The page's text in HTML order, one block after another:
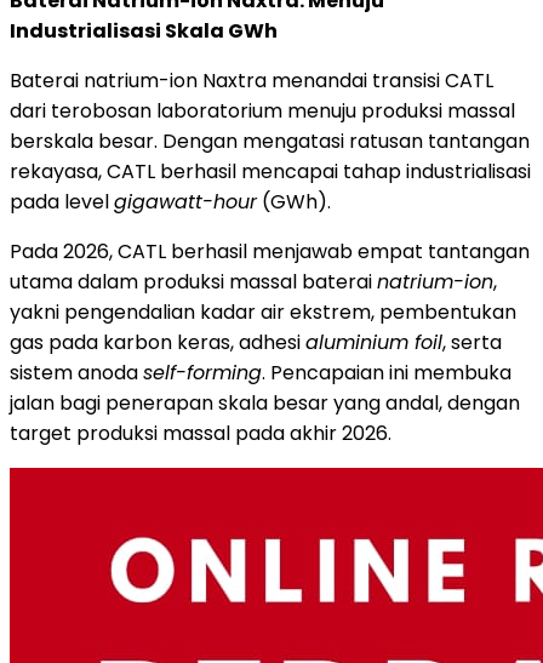
Industrialisasi Skala GWh
Baterai natrium-ion Naxtra menandai transisi CATL
dari terobosan laboratorium menuju produksi massal
berskala besar. Dengan mengatasi ratusan tantangan
rekayasa, CATL berhasil mencapai tahap industrialisasi
pada levelgigawatt-hour(GWh).
Pada 2026, CATL berhasil menjawab empat tantangan
utama dalam produksi massal baterainatrium-ion,
yakni pengendalian kadar air ekstrem, pembentukan
gas pada karbon keras, adhesialuminium foil, serta
sistem anodaself-forming. Pencapaian ini membuka
jalan bagi penerapan skala besar yang andal, dengan
target produksi massal pada akhir 2026.